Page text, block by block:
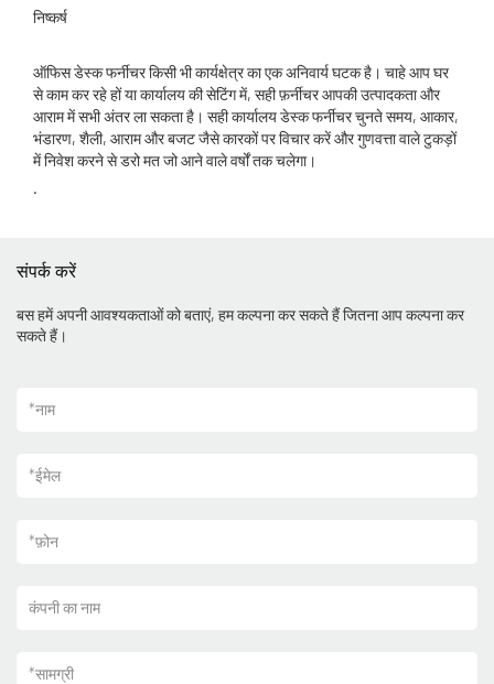
निष्कर्ष
ऑफिस डेस्क फर्नीचर किसी भी कार्यक्षेत्र का एक अनिवार्य घटक है। चाहे आप घर
से काम कर रहे हों या कार्यालय की सेटिंग में, सही फ़र्नीचर आपकी उत्पादकता और
आराम में सभी अंतर ला सकता है। सही कार्यालय डेस्क फर्नीचर चुनते समय, आकार,
भंडारण, शैली, आराम और बजट जैसे कारकों पर विचार करें और गुणवत्ता वाले टुकड़ों
में निवेश करने से डरो मत जो आने वाले वर्षों तक चलेगा।
.
संपर्क करें
बस हमें अपनी आवश्यकताओं को बताएं, हम कल्पना कर सकते हैं जितना आप कल्पना कर
सकते हैं।
*नाम
*ईमेल
*फ़ोन
कंपनी का नाम
*सामग्री